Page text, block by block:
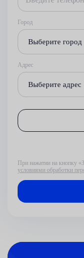
Город
Выберите город
Адрес
Выберите адрес
При нажатии на кнопку
условиями обработки